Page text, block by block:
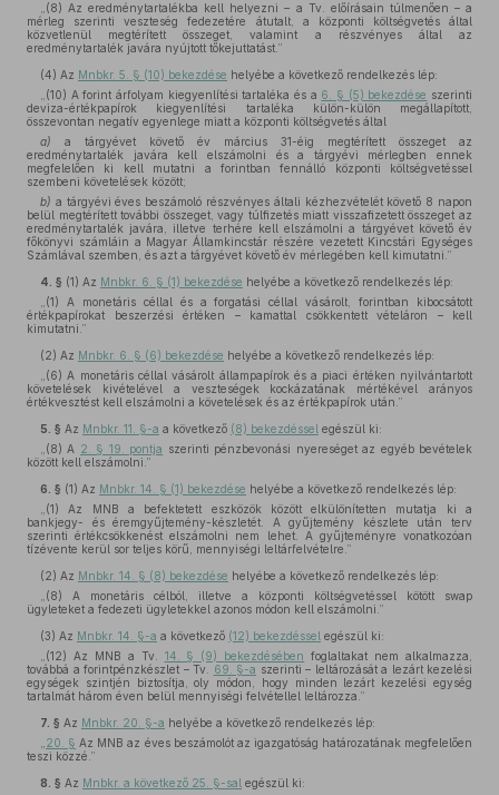
„(8) Az eredménytartalékba kell helyezni – a Tv. előírásain túlmenően – a
mérleg szerinti veszteség fedezetére átutalt, a központi költségvetés által
közvetlenül megtérített összeget, valamint a részvényes által az
eredménytartalék javára nyújtott tőkejuttatást.”
(4) Az Mnbkr. 5. § (10) bekezdése helyébe a következő rendelkezés lép:
„(10) A forint árfolyam kiegyenlítési tartaléka és a 6. § (5) bekezdése szerinti
deviza-értékpapírok kiegyenlítési tartaléka külön-külön megállapított,
összevontan negatív egyenlege miatt a központi költségvetés által
a) a tárgyévet követő év március 31-éig megtérített összeget az
eredménytartalék javára kell elszámolni és a tárgyévi mérlegben ennek
megfelelően ki kell mutatni a forintban fennálló központi költségvetéssel
szembeni követelések között;
b) a tárgyévi éves beszámoló részvényes általi kézhezvételét követő 8 napon
belül megtérített további összeget, vagy túlfizetés miatt visszafizetett összeget az
eredménytartalék javára, illetve terhére kell elszámolni a tárgyévet követő év
főkönyvi számláin a Magyar Államkincstár részére vezetett Kincstári Egységes
Számlával szemben, és azt a tárgyévet követő év mérlegében kell kimutatni.”
4. § (1) Az Mnbkr. 6. § (1) bekezdése helyébe a következő rendelkezés lép:
„(1) A monetáris céllal és a forgatási céllal vásárolt, forintban kibocsátott
értékpapírokat beszerzési értéken – kamattal csökkentett vételáron – kell
kimutatni.”
(2) Az Mnbkr. 6. § (6) bekezdése helyébe a következő rendelkezés lép:
„(6) A monetáris céllal vásárolt állampapírok és a piaci értéken nyilvántartott
követelések kivételével a veszteségek kockázatának mértékével arányos
értékvesztést kell elszámolni a követelések és az értékpapírok után.”
5. § Az Mnbkr. 11. §-a a következő (8) bekezdéssel egészül ki:
„(8) A 2. § 19. pontja szerinti pénzbevonási nyereséget az egyéb bevételek
között kell elszámolni.”
6. § (1) Az Mnbkr. 14. § (1) bekezdése helyébe a következő rendelkezés lép:
„(1) Az MNB a befektetett eszközök között elkülönítetten mutatja ki a
bankjegy- és éremgyűjtemény-készletét. A gyűjtemény készlete után terv
szerinti értékcsökkenést elszámolni nem lehet. A gyűjteményre vonatkozóan
tízévente kerül sor teljes körű, mennyiségi leltárfelvételre.”
(2) Az Mnbkr. 14. § (8) bekezdése helyébe a következő rendelkezés lép:
„(8) A monetáris célból, illetve a központi költségvetéssel kötött swap
ügyleteket a fedezeti ügyletekkel azonos módon kell elszámolni.”
(3) Az Mnbkr. 14. §-a a következő (12) bekezdéssel egészül ki:
„(12) Az MNB a Tv. 14. § (9) bekezdésében foglaltakat nem alkalmazza,
továbbá a forintpénzkészlet – Tv.
69. §-a szerinti – leltározását a lezárt kezelési
egységek szintjén biztosítja, oly módon, hogy minden lezárt kezelési egység
tartalmát három éven belül mennyiségi felvétellel leltározza.”
7. § Az Mnbkr. 20. §-a helyébe a következő rendelkezés lép:
20. § Az MNB az éves beszámolót az igazgatóság határozatának megfelelően
teszi közzé.”
8. § Az Mnbkr. a következő 25. §-sal egészül ki: